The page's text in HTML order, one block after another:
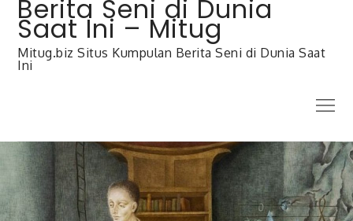
Skip
content
Berita Seni di Dunia
Saat Ini – Mitug
Mitug.biz Situs Kumpulan Berita Seni di Dunia Saat
Ini
Menu